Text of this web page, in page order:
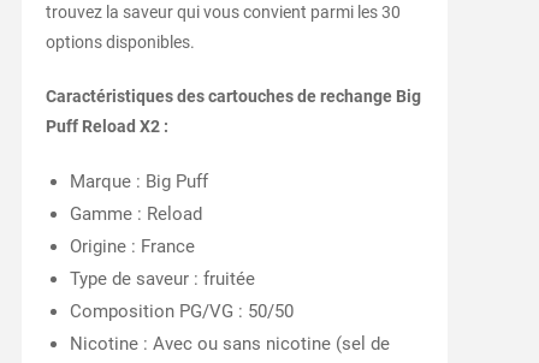
trouvez la saveur qui vous convient parmi les 30
options disponibles.
Caractéristiques des cartouches de rechange Big
Puff Reload X2 :
Marque : Big Puff
Gamme : Reload
Origine : France
Type de saveur : fruitée
Composition PG/VG : 50/50
Nicotine : Avec ou sans nicotine (sel de